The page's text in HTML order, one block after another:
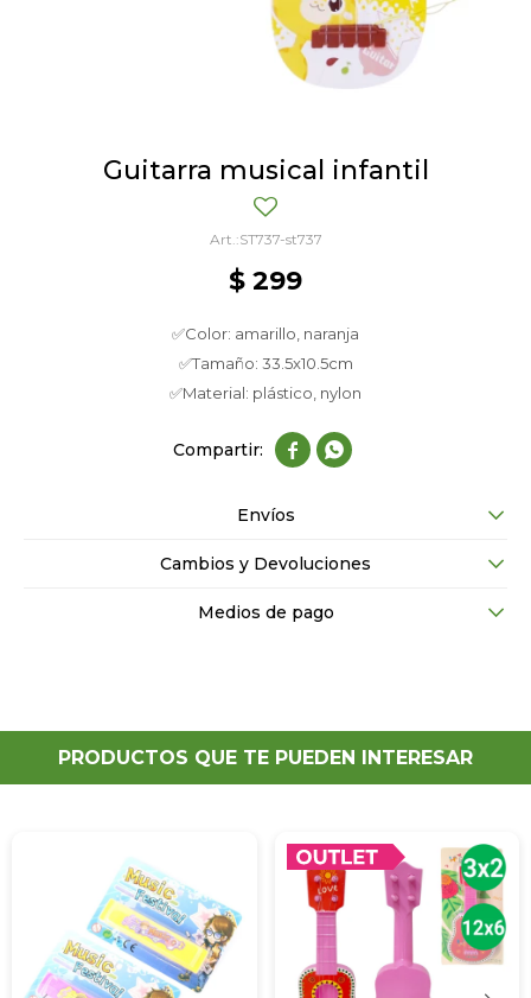
Guitarra musical infantil
ST737-st737
$ 299
✅Color: amarillo, naranja
✅Tamaño: 33.5x10.5cm
✅Material: plástico, nylon
 
Envíos
Cambios y Devoluciones
Medios de pago
PRODUCTOS QUE TE PUEDEN INTERESAR